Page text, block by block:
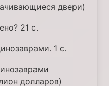
двери)
21 с.
1 с.
долларов)